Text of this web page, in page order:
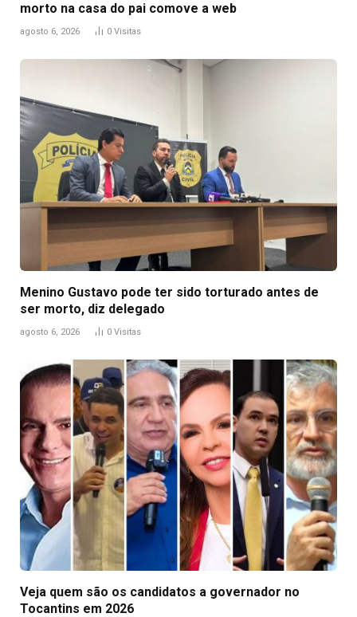
morto na casa do pai comove a web
agosto 6, 2026 0 Visitas
Menino Gustavo pode ter sido torturado antes de
ser morto, diz delegado
agosto 6, 2026 0 Visitas
Veja quem são os candidatos a governador no
Tocantins em 2026